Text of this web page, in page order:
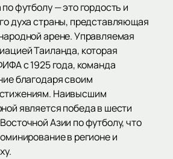
футболу — это гордость и
духа страны, представляющая
арене. Управляемая
Таиланда, которая
с 1925 года, команда
благодаря своим
Наивысшим
является победа в шести
Азии по футболу, что
в регионе и